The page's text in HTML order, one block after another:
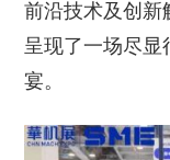
前沿技术及创新
呈现了一场尽显
宴。